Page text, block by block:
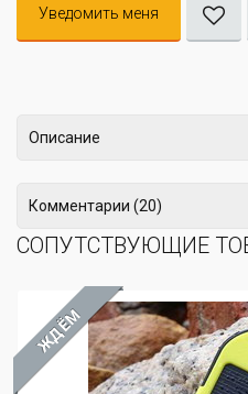
Уведомить меня
Описание
Комментарии (20)
СОПУТСТВУЮЩИЕ
ЖДЁМ